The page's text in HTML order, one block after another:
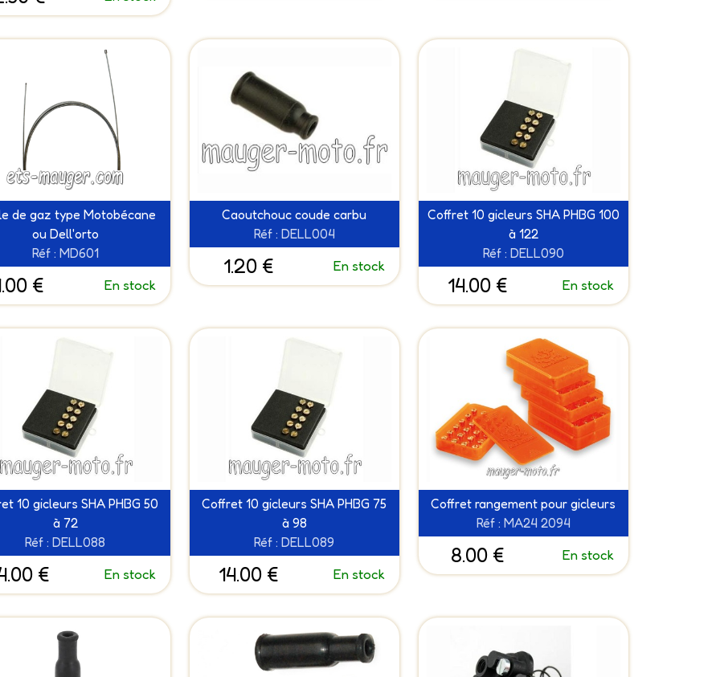
de gaz type Motobécane
ou Dell'orto
Réf : MD601
€ En stock
Caoutchouc coude carbu
Réf : DELL004
1.20 € En stock
Coffret 10 gicleurs SHA PHBG 100
à 122
Réf : DELL090
14.00 € En stock
10 gicleurs SHA PHBG 50
à 72
Réf : DELL088
€ En stock
Coffret 10 gicleurs SHA PHBG 75
à 98
Réf : DELL089
14.00 € En stock
Coffret rangement pour gicleurs
Réf : MA24 2094
8.00 € En stock